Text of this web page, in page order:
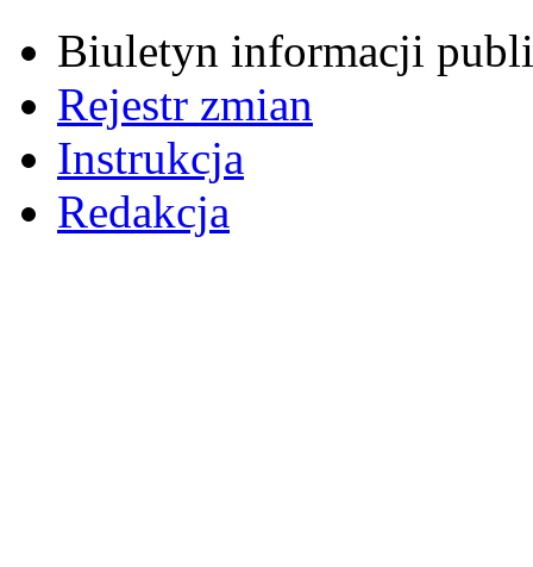
Biuletyn informacji
Rejestr zmian
Instrukcja
Redakcja